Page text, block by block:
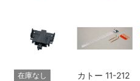
転台側) 鉄道
模型 Nゲージ
在庫なし
カトー 11-212